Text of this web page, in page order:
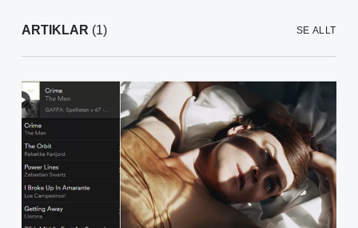
ARTIKLAR (1) SE ALLT